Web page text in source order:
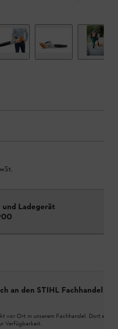
und Ladegerät
an den STIHL Fachhandel
vor Ort in unserem Fachhandel. Dort
Verfügbarkeit.